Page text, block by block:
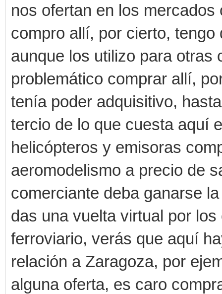
nos ofertan en los
compro allí, por cierto,
aunque los utilizo para otras
problemático comprar allí,
tenía poder adquisitivo,
tercio de lo que cuesta aquí
helicópteros y emisoras
aeromodelismo a precio de
comerciante deba ganarse
das una vuelta virtual por
ferroviario, verás que aquí
relación a Zaragoza, por
alguna oferta, es caro